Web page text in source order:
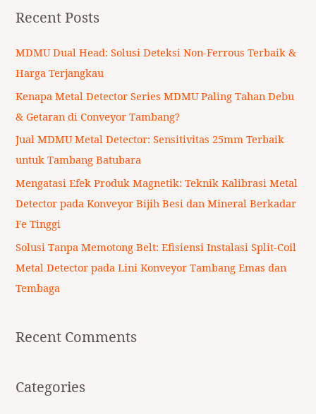
r
c
h
:
Recent Posts
MDMU Dual Head: Solusi Deteksi Non-Ferrous Terbaik &
Harga Terjangkau
Kenapa Metal Detector Series MDMU Paling Tahan Debu
& Getaran di Conveyor Tambang?
Jual MDMU Metal Detector: Sensitivitas 25mm Terbaik
untuk Tambang Batubara
Mengatasi Efek Produk Magnetik: Teknik Kalibrasi Metal
Detector pada Konveyor Bijih Besi dan Mineral Berkadar
Fe Tinggi
Solusi Tanpa Memotong Belt: Efisiensi Instalasi Split-Coil
Metal Detector pada Lini Konveyor Tambang Emas dan
Tembaga
Recent Comments
Categories